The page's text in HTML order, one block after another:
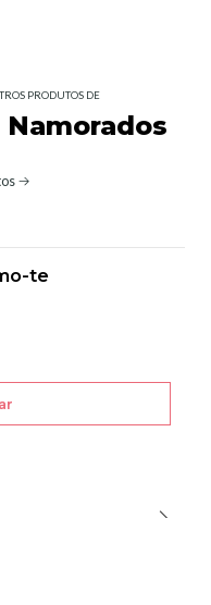
PRODUTOS DE
Namorados
te